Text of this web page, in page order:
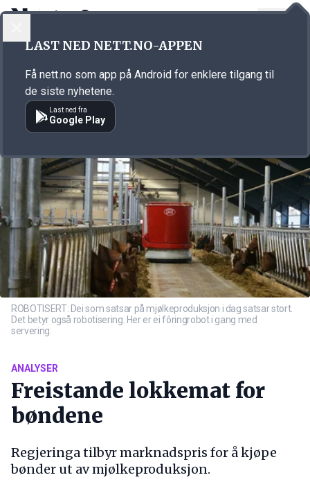
Annonsørinnhold
ROBOTISERT: Dei som satsar på mjølkeproduksjon i dag satsar stort.
Det betyr også robotisering. Her er ei fôringrobot i gang med
servering.
ANALYSER
Freistande lokkemat for
bøndene
Regjeringa tilbyr marknadspris for å kjøpe
bønder ut av mjølkeproduksjon.
LAST NED NETT.NO-APPEN
Få nett.no som app på Android for enklere tilgang til
de siste nyhetene.
Last ned fra
Google Play